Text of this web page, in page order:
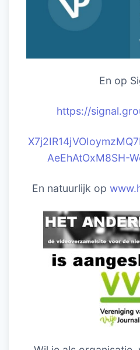
En op
https://
AeEhAtOxM8SH-
En natuurlijk op